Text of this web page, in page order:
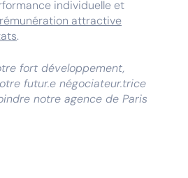
individuelle et
rémunération attractive
.
fort développement,
futur.e négociateur.trice
notre agence de Paris